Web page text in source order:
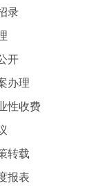
录
开
办理
性收费
转载
报表